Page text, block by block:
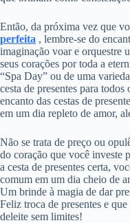
Então, da próxima vez que
perfeita , lembre-se do
imaginação voar e orquestre
seus corações por toda a
“Spa Day” ou de uma
cesta de presentes para
encanto das cestas de
em um dia repleto de amor,
Não se trata de preço ou
do coração que você investe
a cesta de presentes certa,
comum em um dia cheio de
Um brinde à magia de dar
Feliz troca de presentes e
deleite sem limites!